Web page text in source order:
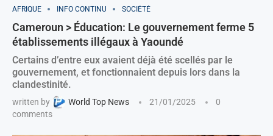
AFRIQUE INFO CONTINU SOCIÉTÉ
Cameroun > Éducation: Le gouvernement ferme 5
établissements illégaux à Yaoundé
Certains d’entre eux avaient déjà été scellés par le
gouvernement, et fonctionnaient depuis lors dans la
clandestinité.
written by World Top News 21/01/2025
0
comments